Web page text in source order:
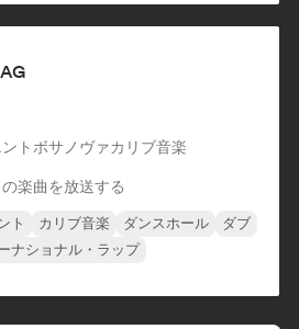
ト ボサノヴァカリブ音楽
楽曲を放送する
ト カリブ音楽 ダンスホール
ダブ
ナショナル・ラップ